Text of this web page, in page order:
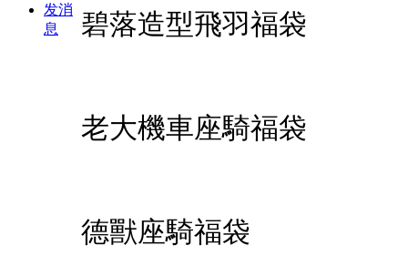
发消
息
碧落造型飛羽福袋
老大機車座騎福袋
德獸座騎福袋